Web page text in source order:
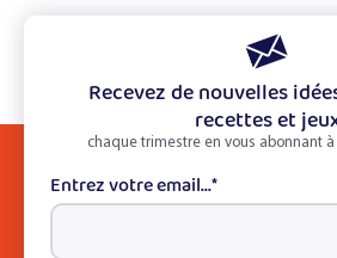
Recevez de nouvelles
recettes et
chaque trimestre en vous abonnant
Entrez votre email...*